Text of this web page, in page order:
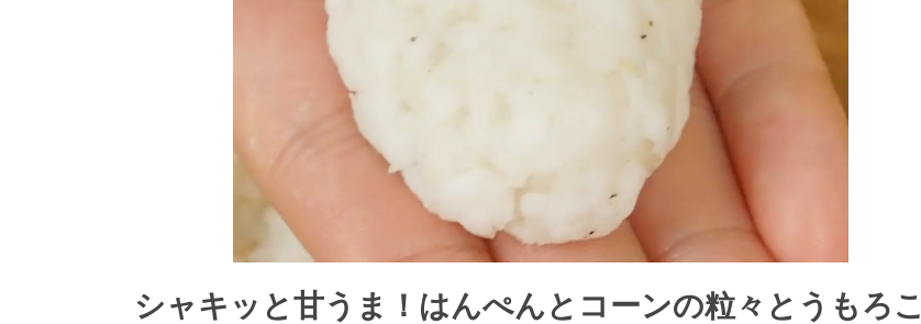
シャキッと甘うま！はんぺんとコーンの粒々とうもろこ